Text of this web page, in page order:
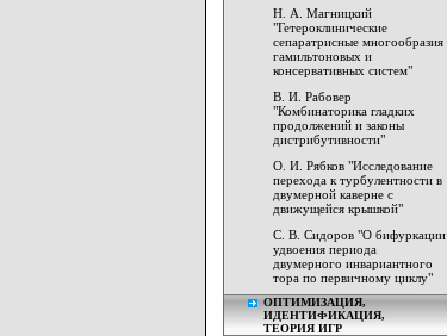
Н. А. Магницкий
"Гетероклинические
сепаратрисные многообразия
гамильтоновых и
консервативных систем"
В. И. Рабовер
"Комбинаторика гладких
продолжений и законы
дистрибутивности"
О. И. Рябков "Исследование
перехода к турбулентности в
двумерной каверне с
движущейся крышкой"
С. В. Сидоров "О бифуркации
удвоения периода
двумерного инвариантного
тора по первичному циклу"
ОПТИМИЗАЦИЯ,
ИДЕНТИФИКАЦИЯ,
ТЕОРИЯ ИГР